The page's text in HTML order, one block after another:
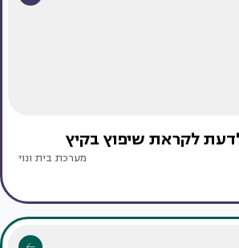
לקראת שיפוץ בקיץ
מערכת בית ונוי